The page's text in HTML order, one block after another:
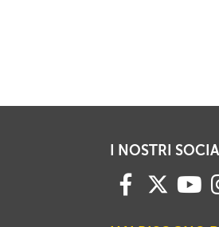
I NOSTRI